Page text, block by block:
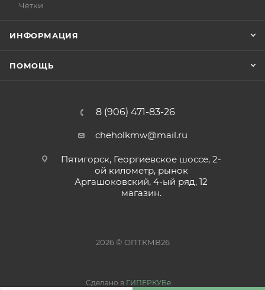
Чётки
ИНФОРМАЦИЯ
ПОМОЩЬ
8 (906) 471-83-26
cheholkmw@mail.ru
Пятигорск, Георгиевское шоссе, 2-
ой километр, рынок
Аргашоковский, 4-ый ряд, 12
магазин.
2026 © ОПТКМВ26
Сделано в ГИПЕРКУБе